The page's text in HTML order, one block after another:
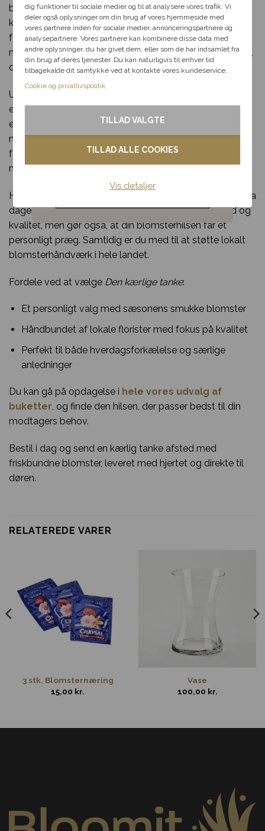
dig funktioner til sociale medier og til at analysere vores trafik. Vi
deler også oplysninger om din brug af vores hjemmeside med
vores partnere inden for sociale medier, annonceringspartnere og
analysepartnere. Vores partnere kan kombinere disse data med
andre oplysninger, du har givet dem, eller som de har indsamlet fra
din brug af deres tjenester. Du kan naturligvis til enhver tid
tilbagekalde dit samtykke ved at kontakte vores kundeservice.
Cookie og privatlivspolitik
TILLAD ALLE COOKIES
TILLAD VALGTE
Vis detaljer
blomsterhilsen, skabt til at bringe glæde, trøst eller
kærlighed – uanset anledningen. Med floristernes sans
for farver, form og følelser bindes buketten i hånden
med sæsonens fineste blomster og et personligt udtryk,
der gør den helt særlig.
Uanset om du vil fejre en fødselsdag, sende en hilsen til
en du savner, eller blot vise, at du tænker på nogen – så
er
et oplagt valg. Buketten udstråler
nærvær og omtanke, og dens smukke
farvekombinationer passer perfekt ind i både festlige og
mere stille stunder.
Hver buket er unik, da den skabes af en lokal florist ud fra
dagens bedste udvalg. Dette sikrer ikke blot friskhed og
kvalitet, men gør også, at din blomsterhilsen får et
personligt præg. Samtidig er du med til at støtte lokalt
blomsterhåndværk i hele landet.
Fordele ved at vælge Den kærlige tanke:
Et personligt valg med sæsonens smukke blomster
Håndbundet af lokale florister med fokus på kvalitet
Perfekt til både hverdagsforkælelse og særlige
anledninger
Du kan gå på opdagelse i hele vores udvalg af
buketter, og finde den hilsen, der passer bedst til din
modtagers behov.
Bestil i dag og send en kærlig tanke afsted med
friskbundne blomster, leveret med hjertet og direkte til
døren.
RELATEREDE VARER
3 stk. Blomsternæring
15,00 kr.
Vase
100,00 kr.
dig videre med at finde den
perfekte rabat til dit svar.
Fødselsdag
Tak & omtanke
Kondolence
Blomster til hjemmet
Noget andet